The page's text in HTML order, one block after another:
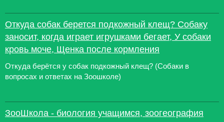
Откуда собак берется подкожный клещ? Собаку
заносит, когда играет игрушками бегает, У собаки
кровь моче, Щенка после кормления
Откуда берётся у собак подкожный клещ? (Собаки в
вопросах и ответах на Зоошколе)
ЗооШкола - биология учащимся, зоогеография